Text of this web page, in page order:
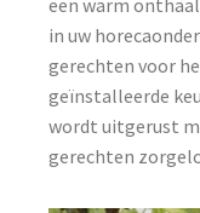
een warm
in uw
gerechten voor
geïnstalleerde
wordt uitgerust
gerechten